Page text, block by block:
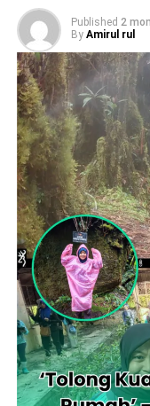
Published 2
By Amirul rul